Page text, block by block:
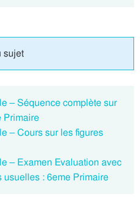
sujet
– Séquence complète sur
Primaire
– Cours sur les figures
– Examen Evaluation avec
usuelles : 6eme Primaire